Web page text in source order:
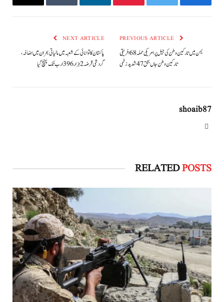
Facebook
Twitter
Pinterest
LinkedIn
Tumblr
Email
یمن میں تارکین وطن کی جیل پر امریکی حملہ 68 افریقی
تارکین وطن جاں بحق 47 شدید زخمی
NEXT ARTICLE
پاکستان کا توانائی کے شعبہ میں مالیاتی بحران میں اضافہ،
گردشی قرضہ 2 ہزار 396 ارب تک پہنچ گیا
shoaib87
RELATEDPOSTS